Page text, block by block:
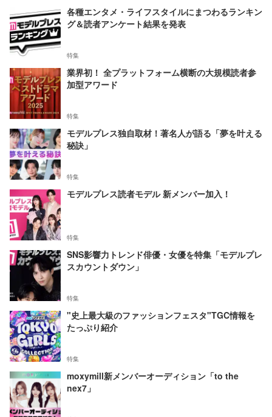
各種エンタメ・ライフスタイルにまつわるランキン
グ＆読者アンケート結果を発表
特集
業界初！ 全プラットフォーム横断の大規模読者参
加型アワード
特集
モデルプレス独自取材！著名人が語る「夢を叶える
秘訣」
特集
モデルプレス読者モデル 新メンバー加入！
特集
SNS影響力トレンド俳優・女優を特集「モデルプレ
スカウントダウン」
特集
"史上最大級のファッションフェスタ"TGC情報を
たっぷり紹介
特集
moxymill新メンバーオーディション「to the
nex7」